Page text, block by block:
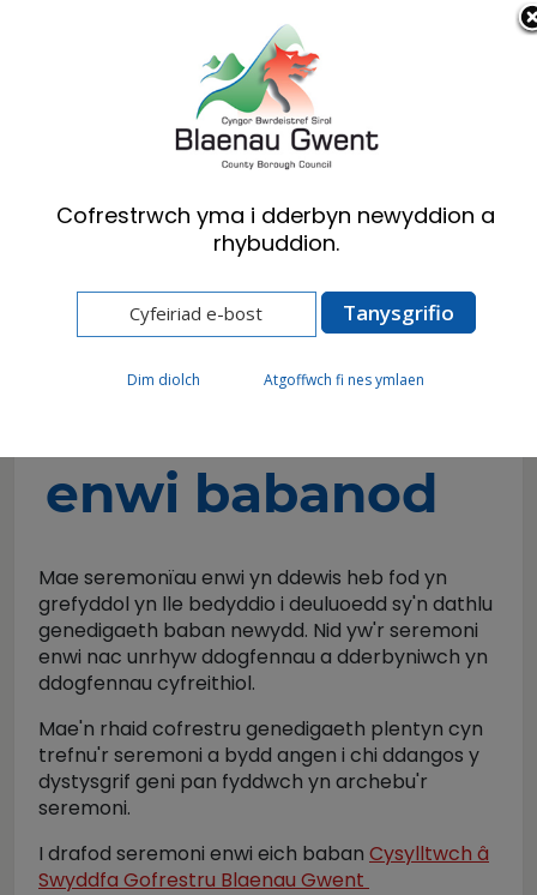
Cymraeg English
Preswylwyr
Seremonïau enwi babanod
enwi babanod
Mae seremonïau enwi yn ddewis heb fod yn
grefyddol yn lle bedyddio i deuluoedd sy'n dathlu
genedigaeth baban newydd. Nid yw'r seremoni
enwi nac unrhyw ddogfennau a dderbyniwch yn
ddogfennau cyfreithiol.
Mae'n rhaid cofrestru genedigaeth plentyn cyn
trefnu'r seremoni a bydd angen i chi ddangos y
dystysgrif geni pan fyddwch yn archebu'r
seremoni.
I drafod seremoni enwi eich baban Cysylltwch â
Swyddfa Gofrestru Blaenau Gwent
Cofrestrwch yma i dderbyn newyddion a
rhybuddion.
Dim diolch Atgoffwch fi nes ymlaen